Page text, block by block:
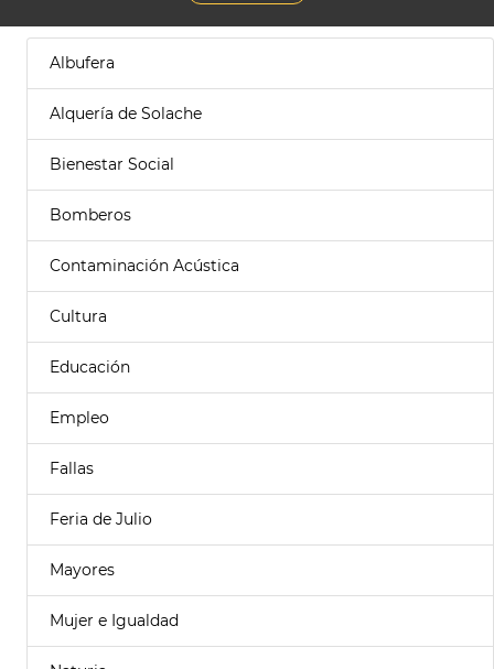
Albufera
Alquería de Solache
Bienestar Social
Bomberos
Contaminación Acústica
Cultura
Educación
Empleo
Fallas
Feria de Julio
Mayores
Mujer e Igualdad